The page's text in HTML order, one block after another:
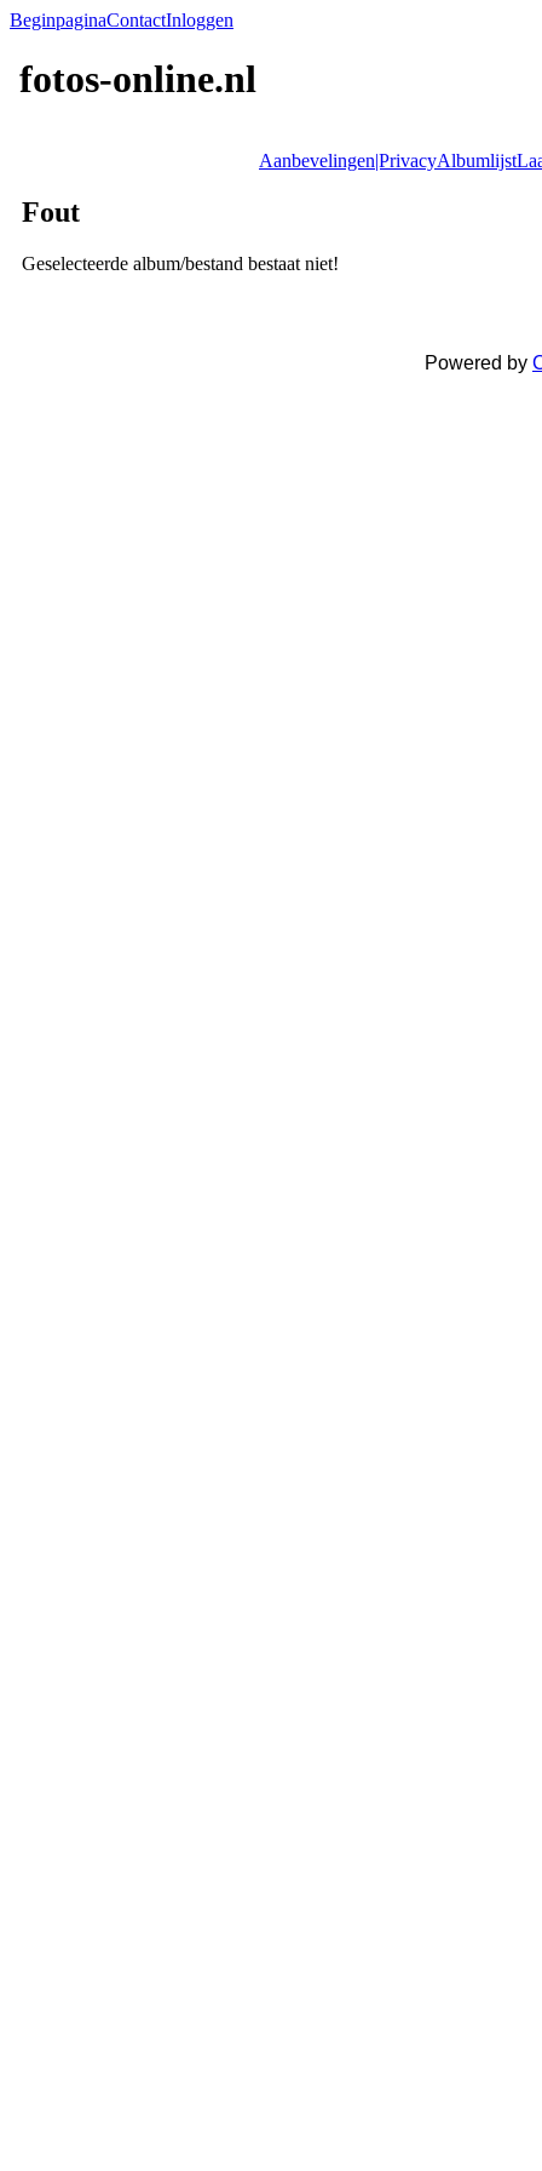
BeginpaginaContactInloggen
fotos-online.nl
Aanbevelingen|PrivacyAlbumlijst
Fout
Geselecteerde album/bestand bestaat niet!
Powered by